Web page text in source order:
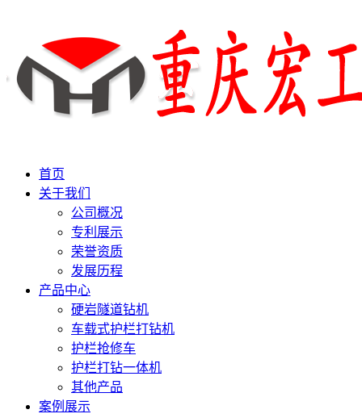
首页
关于我们
公司概况
专利展示
荣誉资质
发展历程
产品中心
硬岩隧道钻机
车载式护栏打钻机
护栏抢修车
护栏打钻一体机
其他产品
案例展示